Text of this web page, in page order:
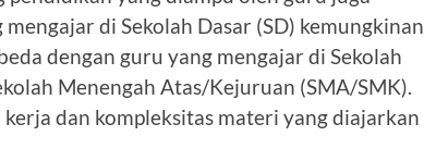
di Sekolah Dasar (SD) kemungkinan
dengan guru yang mengajar di Sekolah
Menengah Atas/Kejuruan (SMA/SMK).
dan kompleksitas materi yang diajarkan